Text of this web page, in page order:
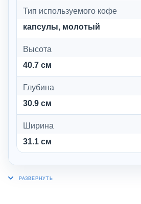
Тип используемого кофе
капсулы, молотый
Высота
40.7 см
Глубина
30.9 см
Ширина
31.1 см